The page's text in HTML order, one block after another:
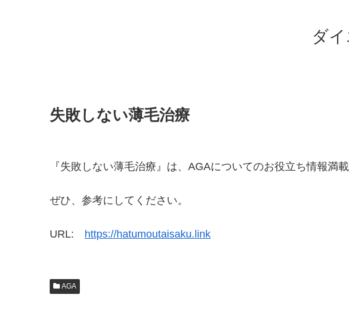
ダ
失敗しない薄毛治療
『失敗しない薄毛治療』は、AGAについてのお役立ち情報満
ぜひ、参考にしてください。
URL: https://hatumoutaisaku.link
AGA